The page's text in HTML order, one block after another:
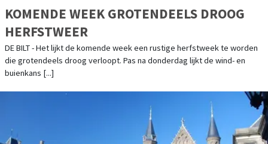
KOMENDE WEEK GROTENDEELS DROOG
HERFSTWEER
DE BILT - Het lijkt de komende week een rustige herfstweek te worden
die grotendeels droog verloopt. Pas na donderdag lijkt de wind- en
buienkans [...]